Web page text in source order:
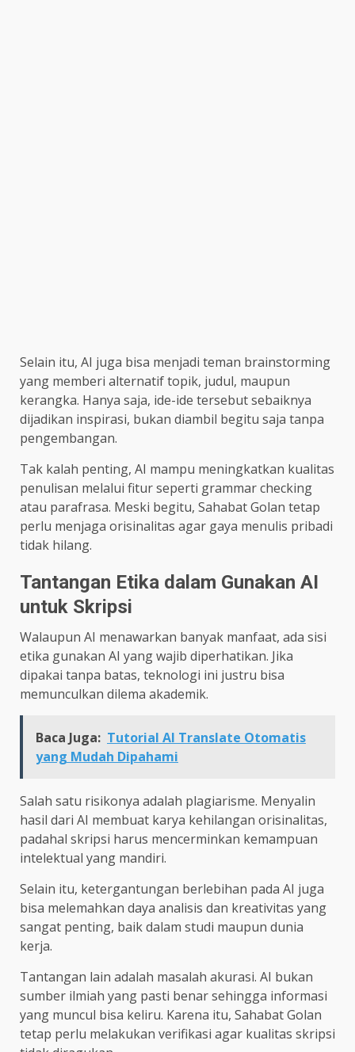
Selain itu, AI juga bisa menjadi teman brainstorming
yang memberi alternatif topik, judul, maupun
kerangka. Hanya saja, ide-ide tersebut sebaiknya
dijadikan inspirasi, bukan diambil begitu saja tanpa
pengembangan.
Tak kalah penting, AI mampu meningkatkan kualitas
penulisan melalui fitur seperti grammar checking
atau parafrasa. Meski begitu, Sahabat Golan tetap
perlu menjaga orisinalitas agar gaya menulis pribadi
tidak hilang.
Tantangan Etika dalam Gunakan AI
untuk Skripsi
Walaupun AI menawarkan banyak manfaat, ada sisi
etika gunakan AI yang wajib diperhatikan. Jika
dipakai tanpa batas, teknologi ini justru bisa
memunculkan dilema akademik.
Baca Juga: Tutorial AI Translate Otomatis
yang Mudah Dipahami
Salah satu risikonya adalah plagiarisme. Menyalin
hasil dari AI membuat karya kehilangan orisinalitas,
padahal skripsi harus mencerminkan kemampuan
intelektual yang mandiri.
Selain itu, ketergantungan berlebihan pada AI juga
bisa melemahkan daya analisis dan kreativitas yang
sangat penting, baik dalam studi maupun dunia
kerja.
Tantangan lain adalah masalah akurasi. AI bukan
sumber ilmiah yang pasti benar sehingga informasi
yang muncul bisa keliru. Karena itu, Sahabat Golan
tetap perlu melakukan verifikasi agar kualitas skripsi